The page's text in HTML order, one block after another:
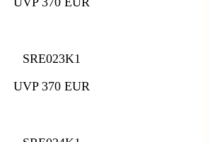
SRE023K1
UVP 370 EUR